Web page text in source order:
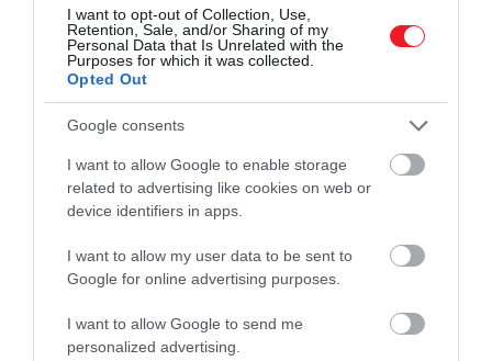
I want to opt-out of Collection, Use,
Retention, Sale, and/or Sharing of my
Personal Data that Is Unrelated with the
Purposes for which it was collected.
Opted Out
Google consents
I want to allow Google to enable storage
related to advertising like cookies on web or
device identifiers in apps.
I want to allow my user data to be sent to
Google for online advertising purposes.
I want to allow Google to send me
personalized advertising.
2025. ÁPRILIS 22. ● HAMU ÉS GYÉMÁNT